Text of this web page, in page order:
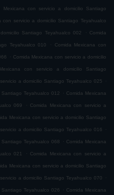
Mexicana con servicio a domicilio Santiago
con servicio a domicilio Santiago Teyahualco
Santiago Teyahualco 002 . Comida
Teyahualco 010 . Comida Mexicana con
. Comida Mexicana con servicio a domicilio
con servicio a domicilio Santiago
a domicilio Santiago Teyahualco 025 .
Teyahualco 012 . Comida Mexicana
069 . Comida Mexicana con servicio a
Mexicana con servicio a domicilio Santiago
a domicilio Santiago Teyahualco 016 .
Teyahualco 068 . Comida Mexicana
021 . Comida Mexicana con servicio a
Mexicana con servicio a domicilio Santiago
a domicilio Santiago Teyahualco 070 .
Teyahualco 026 . Comida Mexicana